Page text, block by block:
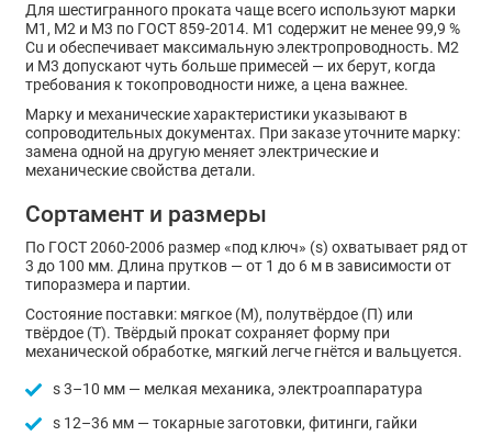
Для шестигранного проката чаще всего используют марки
М1, М2 и М3 по ГОСТ 859-2014. М1 содержит не менее 99,9 %
Cu и обеспечивает максимальную электропроводность. М2
и М3 допускают чуть больше примесей — их берут, когда
требования к токопроводности ниже, а цена важнее.
Марку и механические характеристики указывают в
сопроводительных документах. При заказе уточните марку:
замена одной на другую меняет электрические и
механические свойства детали.
Сортамент и размеры
По ГОСТ 2060-2006 размер «под ключ» (s) охватывает ряд от
3 до 100 мм. Длина прутков — от 1 до 6 м в зависимости от
типоразмера и партии.
Состояние поставки: мягкое (М), полутвёрдое (П) или
твёрдое (Т). Твёрдый прокат сохраняет форму при
механической обработке, мягкий легче гнётся и вальцуется.
s 3–10 мм — мелкая механика, электроаппаратура
s 12–36 мм — токарные заготовки, фитинги, гайки